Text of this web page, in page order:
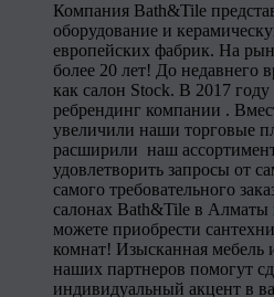
Компания Bath&Tile
оборудование и
европейских фабрик. На
более 20 лет! До недавнего
как салон Stock. В 2017
ребрендинг компании .
увеличили наши торговые
расширили наш
удовлетворить запросы от
самого требовательного
салонах Bath&Tile в
можете приобрести
комнат! Изысканная мебель
наших партнеров помогут
индивидуальный акцент в